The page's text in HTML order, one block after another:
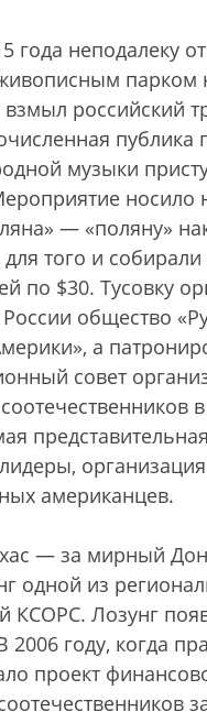
года неподалеку
парком
взмыл российский
публика
музыки
носило
— «поляну»
того и собирали
по $30. Тусовку
общество
а
совет
организация
американцев.
— за мирный
одной из
КСОРС. Лозунг
2006 году, когда
проект